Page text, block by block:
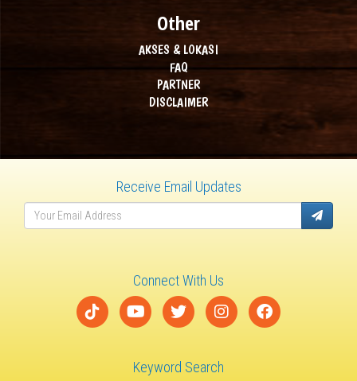
Other
AKSES & LOKASI
FAQ
PARTNER
DISCLAIMER
Receive Email Updates
Connect With Us
Keyword Search